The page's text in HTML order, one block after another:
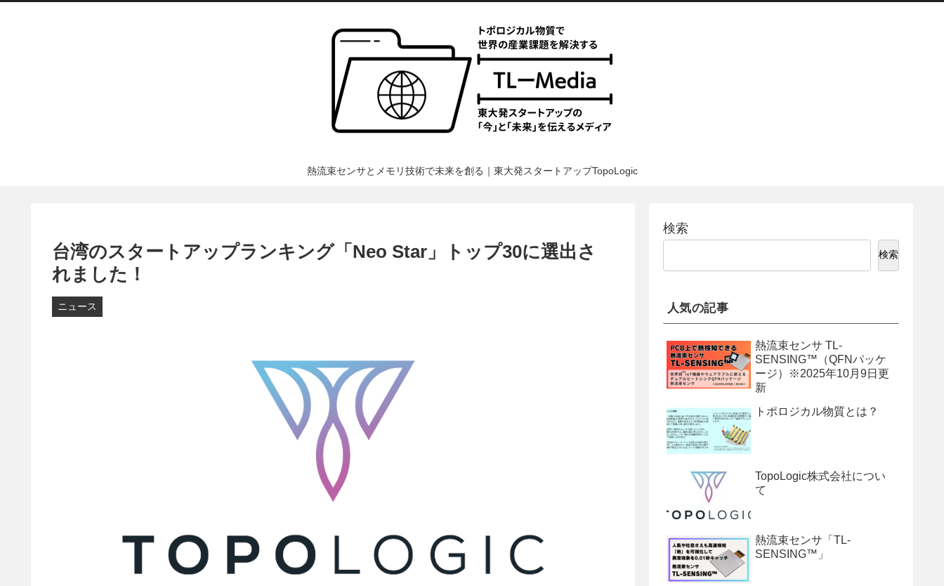
熱流束センサとメモリ技術で未来を創る｜東大発スタートアップTopoLogic
台湾のスタートアップランキング「Neo Star」トップ30に選出さ
れました！
ニュース
検索
検索
人気の記事
熱流束センサ TL-
SENSING™（QFNパッケ
ージ）※2025年10月9日更
新
トポロジカル物質とは？
TopoLogic株式会社につい
て
熱流束センサ「TL-
SENSING™」